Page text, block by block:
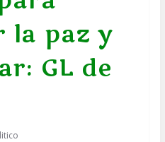
la paz y
GL de